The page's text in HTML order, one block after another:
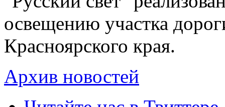
освещению участка
Красноярского края.
Архив новостей